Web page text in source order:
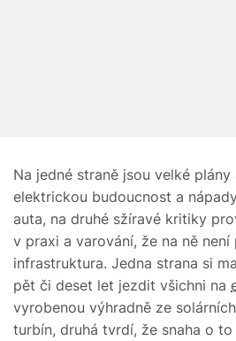
Na jedné straně jsou velké
elektrickou budoucnost a
auta, na druhé sžíravé kritiky
v praxi a varování, že na ně není
infrastruktura. Jedna strana si
pět či deset let jezdit všichni na
vyrobenou výhradně ze
turbín, druhá tvrdí, že snaha o